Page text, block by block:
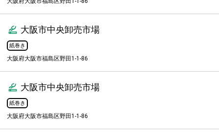
大阪市中央卸売市場
紙巻き
大阪府大阪市福島区野田1-1-86
大阪市中央卸売市場
紙巻き
大阪府大阪市福島区野田1-1-86